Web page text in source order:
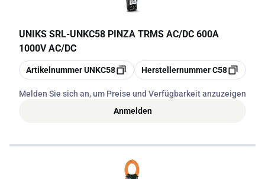
UNIKS SRL-UNKC58 PINZA TRMS AC/DC 600A
1000V AC/DC
Kopieren
ArtikelnummerUNKC58 Kopieren
HerstellernummerC58
Melden Sie sich an, um Preise und Verfügbarkeit anzuzeigen
Anmelden